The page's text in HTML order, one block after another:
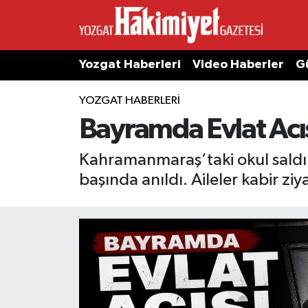
Yozgat Haberleri Video Haberler
YOZGAT HABERLERI
Bayramda Evlat
Kahramanmaraş’taki okul
başında anıldı. Aileler kabir